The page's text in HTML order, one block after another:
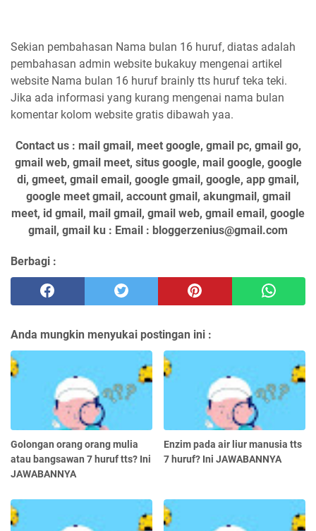
Sekian pembahasan Nama bulan 16 huruf, diatas adalah
pembahasan admin website bukakuy mengenai artikel
website Nama bulan 16 huruf brainly tts huruf teka teki.
Jika ada informasi yang kurang mengenai nama bulan
komentar kolom website gratis dibawah yaa.
Contact us : mail gmail, meet google, gmail pc, gmail go,
gmail web, gmail meet, situs google, mail google, google
di, gmeet, gmail email, google gmail, google, app gmail,
google meet gmail, account gmail, akungmail, gmail
meet, id gmail, mail gmail, gmail web, gmail email, google
gmail, gmail ku : Email : bloggerzenius@gmail.com
Berbagi :
Anda mungkin menyukai postingan ini :
Golongan orang orang mulia
atau bangsawan 7 huruf tts? Ini
JAWABANNYA
Enzim pada air liur manusia tts
7 huruf? Ini JAWABANNYA